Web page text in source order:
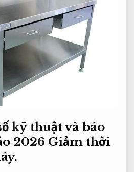
kỹ thuật và báo
2026 Giảm thời